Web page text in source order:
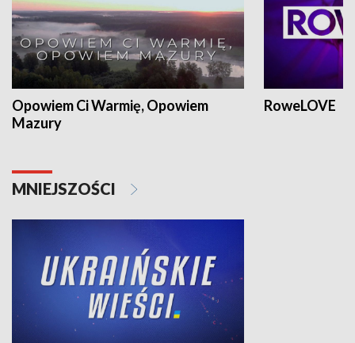
Opowiem Ci Warmię, Opowiem
Mazury
RoweLOVE
MNIEJSZOŚCI